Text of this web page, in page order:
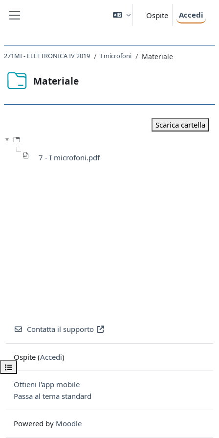
Ospite Accedi
Apri indice del corso
271MI - ELETTRONICA IV 2019 I microfoni Materiale
Materiale
Scarica cartella
7 - I microfoni.pdf
Contatta il supporto
Ospite (Accedi)
Ottieni l'app mobile
Passa al tema standard
Powered by Moodle